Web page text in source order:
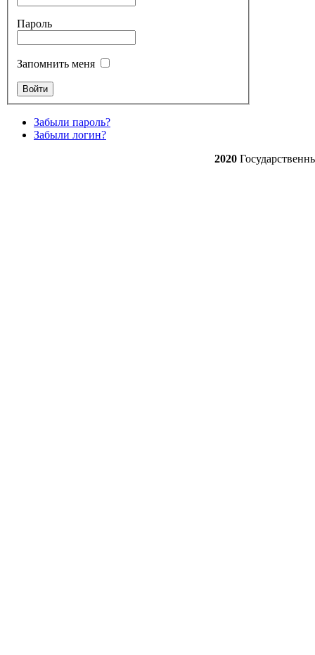
Пароль
Запомнить меня
Забыли пароль?
Забыли логин?
2020